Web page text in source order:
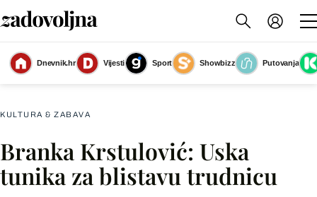
Dnevnik.hr Vijesti Sport Showbizz
Putovanja
Slika nije dostupna
KULTURA & ZABAVA
Branka Krstulović: Uska
tunika za blistavu trudnicu
Facebook